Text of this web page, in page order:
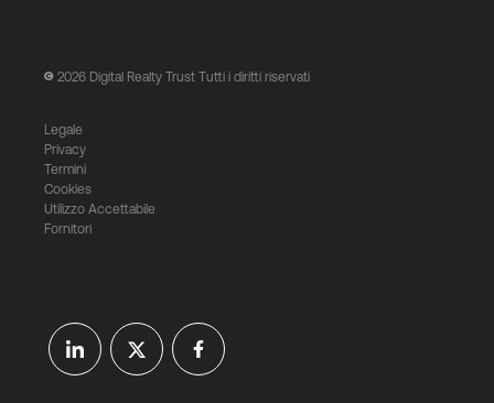
2026 Digital Realty Trust Tutti i diritti riservati
Legale
Privacy
Termini
Cookies
Utilizzo Accettabile
Fornitori